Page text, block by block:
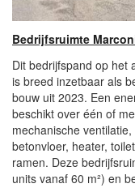
Bedrijfsruimte
Dit bedrijfspand op het
is breed inzetbaar als
bouw uit 2023. Een
beschikt over één of
mechanische
betonvloer, heater,
ramen. Deze
units vanaf 60 m²) en